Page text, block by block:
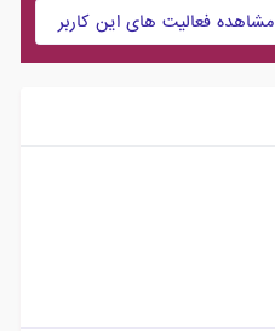
مشاهده فعالیت های این کاربر